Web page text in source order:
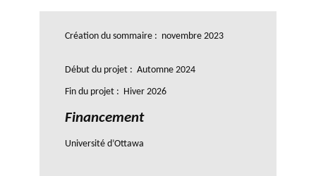
Création du sommaire : novembre 2023
Début du projet : Automne 2024
Fin du projet : Hiver 2026
Financement
Université d’Ottawa